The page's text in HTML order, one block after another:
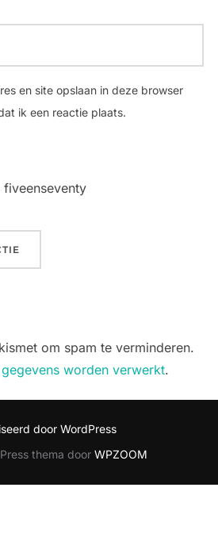
en site opslaan in deze browser
ik een reactie plaats.
om spam te verminderen.
worden verwerkt.
door WordPress
thema door WPZOOM